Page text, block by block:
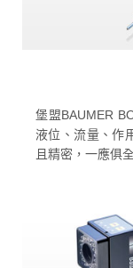
堡盟BAUMER
液位、流量、作
且精密，一應俱